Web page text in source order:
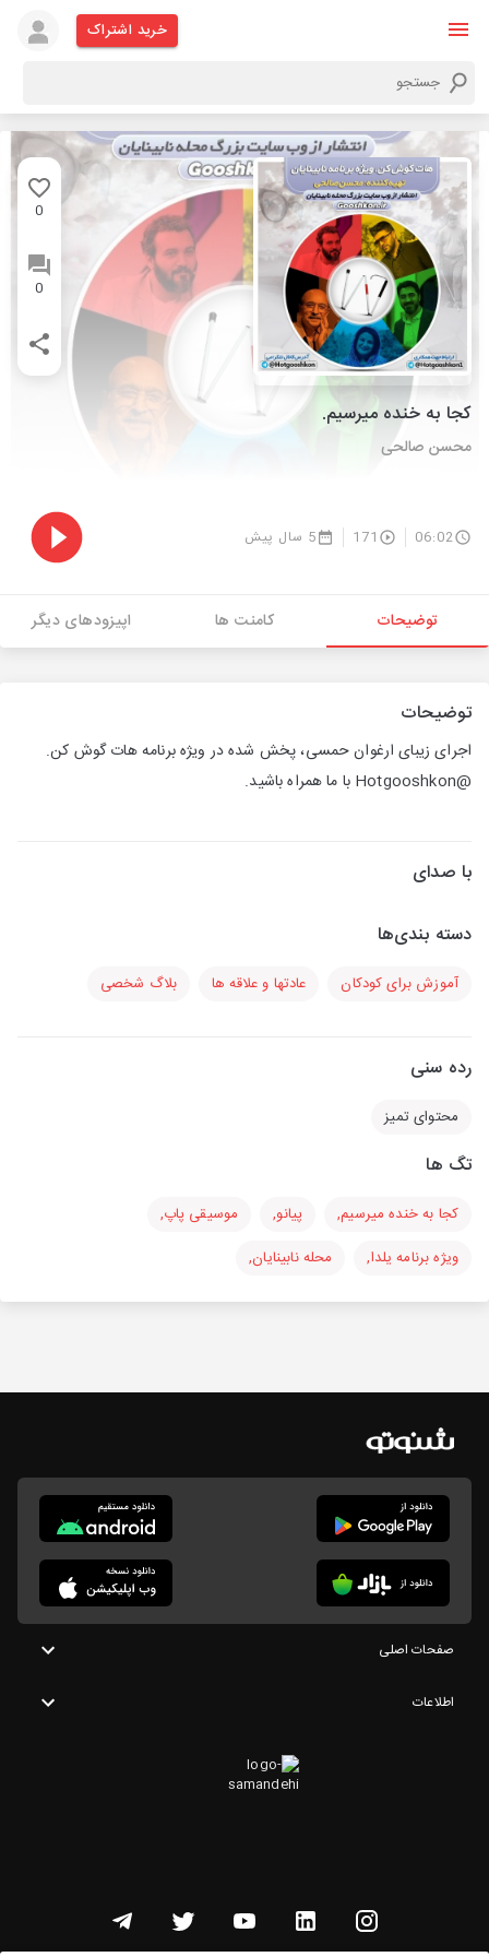
خرید اشتراک
0
0
کجا به خنده میرسیم.
محسن صالحی
06:02
171 5 سال پیش
توضیحات کامنت ها اپیزودهای دیگر
توضیحات
اجرای زیبای ارغوان حمسی، پخش شده در ویژه برنامه هات گوش كن.
@Hotgooshkon با ما همراه باشید.
با صدای
دسته بندی‌ها
آموزش برای کودکان عادتها و علاقه ها بلاگ شخصی
رده سنی
محتوای تمیز
تگ ها
کجا به خنده میرسیم, پیانو,
موسیقی پاپ,
ویژه برنامه یلدا,
محله نابینایان,
صفحات اصلی
اطلاعات